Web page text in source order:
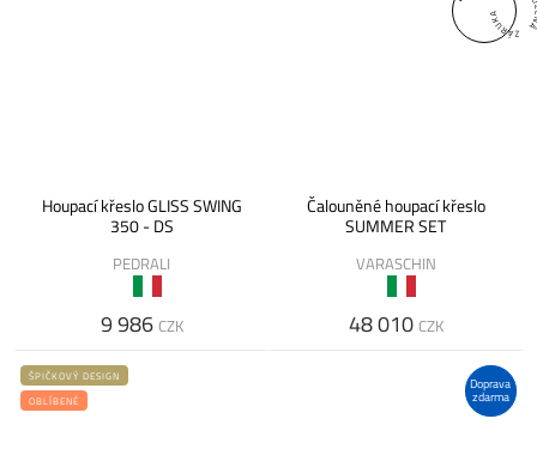
Houpací křeslo GLISS SWING
350 - DS
PEDRALI
9 986 CZK
Čalouněné houpací křeslo
SUMMER SET
VARASCHIN
48 010 CZK
ŠPIČKOVÝ DESIGN
OBLÍBENÉ
Doprava
zdarma